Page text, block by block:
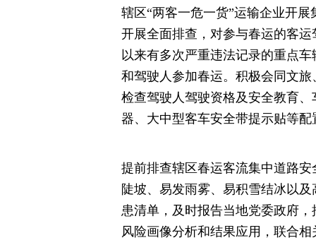
辖区“两客一危一货”运输企业开
开展全面排查，对参与春运的客
以来有多次严重违法记录的重点
和驾驶人参加春运。积极会同文
检查驾驶人驾驶资格及安全教育
器、大中型客车安全带提示贴等
提前排查辖区春运客流集中道路
陡坡、易发雨雾、易积雪结冰以
患清单，及时报告当地党委政府
风险画像分析和结果应用，联合